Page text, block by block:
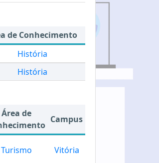
de Conhecimento
História
História
Área de
Campus
Turismo Vitória